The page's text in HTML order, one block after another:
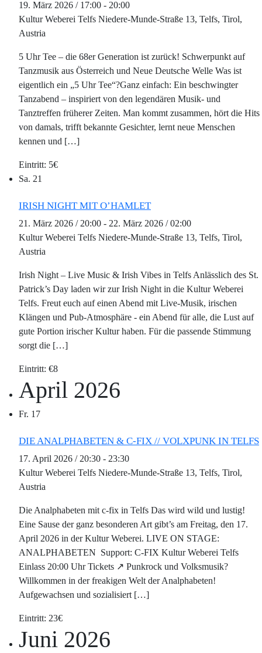
19. März 2026 / 17:00 - 20:00
Kultur Weberei Telfs Niedere-Munde-Straße 13, Telfs, Tirol,
Austria
5 Uhr Tee – die 68er Generation ist zurück! Schwerpunkt auf
Tanzmusik aus Österreich und Neue Deutsche Welle Was ist
eigentlich ein „5 Uhr Tee“?Ganz einfach: Ein beschwingter
Tanzabend – inspiriert von den legendären Musik- und
Tanztreffen früherer Zeiten. Man kommt zusammen, hört die Hits
von damals, trifft bekannte Gesichter, lernt neue Menschen
kennen und […]
5€
Sa. 21
IRISH NIGHT MIT O’HAMLET
21. März 2026 / 20:00 - 22. März 2026 / 02:00
Kultur Weberei Telfs Niedere-Munde-Straße 13, Telfs, Tirol,
Austria
Irish Night – Live Music & Irish Vibes in Telfs Anlässlich des St.
Patrick’s Day laden wir zur Irish Night in die Kultur Weberei
Telfs. Freut euch auf einen Abend mit Live-Musik, irischen
Klängen und Pub-Atmosphäre - ein Abend für alle, die Lust auf
gute Portion irischer Kultur haben. Für die passende Stimmung
sorgt die […]
€8
April 2026
Fr. 17
DIE ANALPHABETEN & C-FIX // VOLXPUNK IN TELFS
17. April 2026 / 20:30 - 23:30
Kultur Weberei Telfs Niedere-Munde-Straße 13, Telfs, Tirol,
Austria
Die Analphabeten mit c-fix in Telfs Das wird wild und lustig!
Eine Sause der ganz besonderen Art gibt’s am Freitag, den 17.
April 2026 in der Kultur Weberei. LIVE ON STAGE:
ANALPHABETEN Support: C-FIX Kultur Weberei Telfs
Einlass 20:00 Uhr Tickets ↗ Punkrock und Volksmusik?
Willkommen in der freakigen Welt der Analphabeten!
Aufgewachsen und sozialisiert […]
23€
Juni 2026